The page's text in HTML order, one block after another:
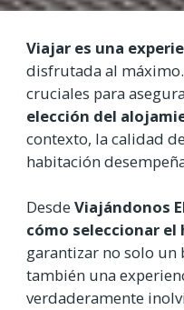
Viajar es una
disfrutada al
cruciales para
elección del
contexto, la calidad
habitación
Desde Viajándonos
cómo seleccionar
garantizar no solo un
también una
verdaderamente